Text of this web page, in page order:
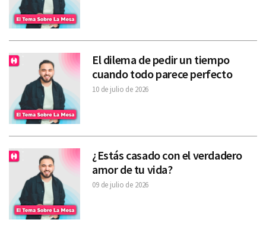
El dilema de pedir un tiempo
cuando todo parece perfecto
10 de julio de 2026
¿Estás casado con el verdadero
amor de tu vida?
09 de julio de 2026